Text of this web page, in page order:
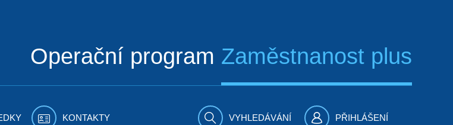
Operační program Zaměstnanost plus
KONTAKTY VYHLEDÁVÁNÍ PŘIHLÁŠENÍ